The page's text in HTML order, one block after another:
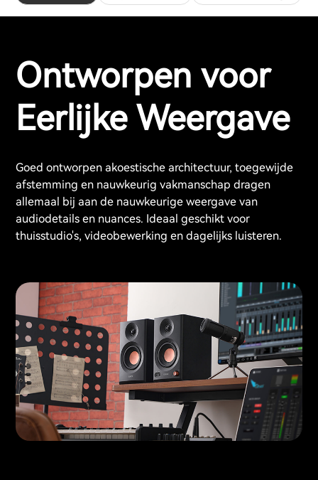
Ontworpen voor
Eerlijke Weergave
Goed ontworpen akoestische architectuur, toegewijde
afstemming en nauwkeurig vakmanschap dragen
allemaal bij aan de nauwkeurige weergave van
audiodetails en nuances. Ideaal geschikt voor
thuisstudio's, videobewerking en dagelijks luisteren.